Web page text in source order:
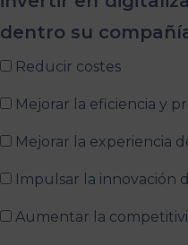
dentro su
Reducir costes
Mejorar la eficiencia y
Mejorar la experiencia
Impulsar la innovación
Aumentar la